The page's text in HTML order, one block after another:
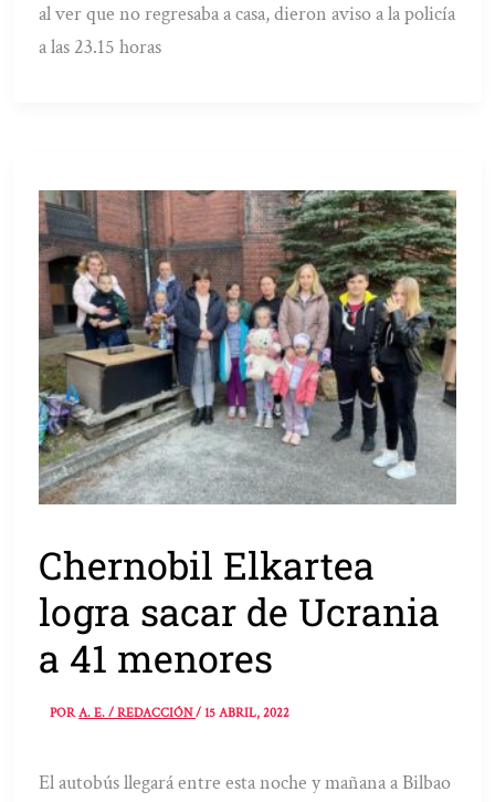
al ver que no regresaba a casa, dieron aviso a la policía
a las 23.15 horas
Chernobil Elkartea
logra sacar de Ucrania
a 41 menores
PORA. E. / REDACCIÓN/15 ABRIL, 2022
El autobús llegará entre esta noche y mañana a Bilbao